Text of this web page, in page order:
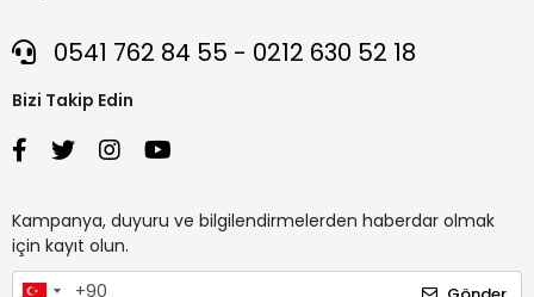
0541 762 84 55 - 0212 630 52 18
Bizi Takip Edin
Kampanya, duyuru ve bilgilendirmelerden haberdar olmak
için kayıt olun.